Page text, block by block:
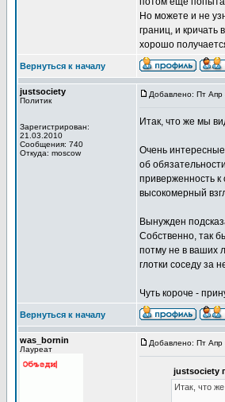
Но можете и не
границ, и кричать
хорошо
Вернуться к началу
justsociety
Политик
Зарегистрирован:
21.03.2010
Сообщения: 740
Откуда: moscow
Добавлено: Пт Апр
Итак, что же мы
Очень
об
приверженность к
высокомерный
Вынужден
Собственно, так
потму не в ваших
глотки соседу за
Чуть короче -
Вернуться к началу
was_bornin
Лауреат
Добавлено: Пт Апр
justsociety
Итак, что